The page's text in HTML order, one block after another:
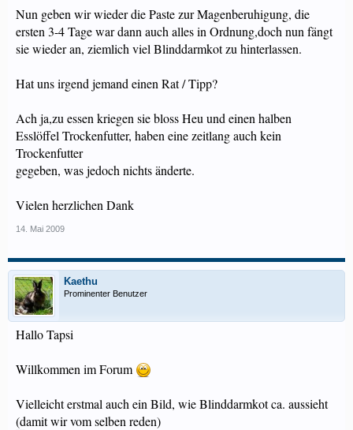
Nun geben wir wieder die Paste zur Magenberuhigung, die
ersten 3-4 Tage war dann auch alles in Ordnung,doch nun fängt
sie wieder an, ziemlich viel Blinddarmkot zu hinterlassen.
Hat uns irgend jemand einen Rat / Tipp?
Ach ja,zu essen kriegen sie bloss Heu und einen halben
Esslöffel Trockenfutter, haben eine zeitlang auch kein
Trockenfutter
gegeben, was jedoch nichts änderte.
Vielen herzlichen Dank
14. Mai 2009
Kaethu
Prominenter Benutzer
Hallo Tapsi
Willkommen im Forum
Vielleicht erstmal auch ein Bild, wie Blinddarmkot ca. aussieht
(damit wir vom selben reden)